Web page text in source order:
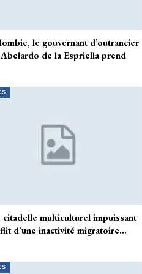
le gouvernant d’outrancier
de la Espriella prend
citadelle multiculturel impuissant
d’une inactivité migratoire…